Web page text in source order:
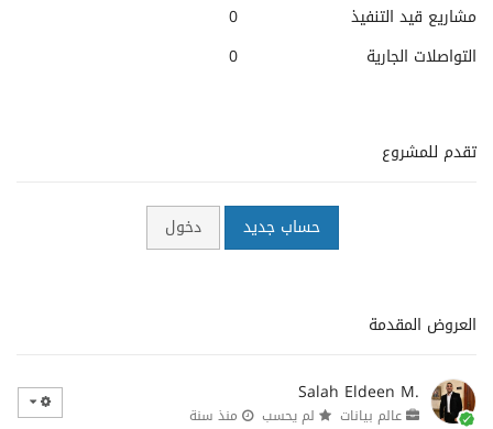
مشاريع قيد التنفيذ
0
التواصلات الجارية
0
تقدم للمشروع
حساب جديد دخول
العروض المقدمة
Salah Eldeen M.
عالم بيانات لم يحسب منذ سنة